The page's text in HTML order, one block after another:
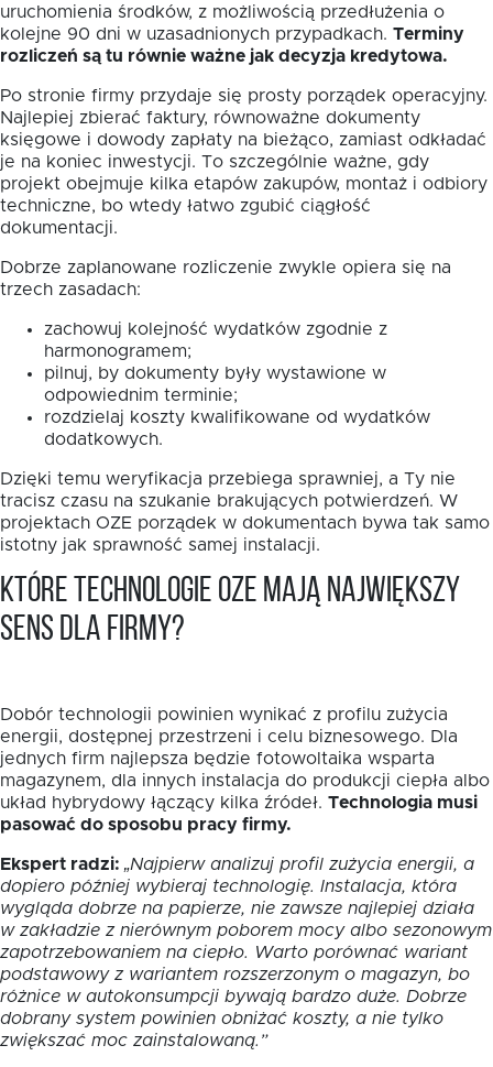
uruchomienia środków, z możliwością przedłużenia o
kolejne 90 dni w uzasadnionych przypadkach. Terminy
rozliczeń są tu równie ważne jak decyzja kredytowa.
Po stronie firmy przydaje się prosty porządek operacyjny.
Najlepiej zbierać faktury, równoważne dokumenty
księgowe i dowody zapłaty na bieżąco, zamiast odkładać
je na koniec inwestycji. To szczególnie ważne, gdy
projekt obejmuje kilka etapów zakupów, montaż i odbiory
techniczne, bo wtedy łatwo zgubić ciągłość
dokumentacji.
Dobrze zaplanowane rozliczenie zwykle opiera się na
trzech zasadach:
zachowuj kolejność wydatków zgodnie z
harmonogramem;
pilnuj, by dokumenty były wystawione w
odpowiednim terminie;
rozdzielaj koszty kwalifikowane od wydatków
dodatkowych.
Dzięki temu weryfikacja przebiega sprawniej, a Ty nie
tracisz czasu na szukanie brakujących potwierdzeń. W
projektach OZE porządek w dokumentach bywa tak samo
istotny jak sprawność samej instalacji.
Które technologie OZE mają największy
sens dla firmy?
Dobór technologii powinien wynikać z profilu zużycia
energii, dostępnej przestrzeni i celu biznesowego. Dla
jednych firm najlepsza będzie fotowoltaika wsparta
magazynem, dla innych instalacja do produkcji ciepła albo
układ hybrydowy łączący kilka źródeł. Technologia musi
pasować do sposobu pracy firmy.
Ekspert radzi: „Najpierw analizuj profil zużycia energii, a
dopiero później wybieraj technologię. Instalacja, która
wygląda dobrze na papierze, nie zawsze najlepiej działa
w zakładzie z nierównym poborem mocy albo sezonowym
zapotrzebowaniem na ciepło. Warto porównać wariant
podstawowy z wariantem rozszerzonym o magazyn, bo
różnice w autokonsumpcji bywają bardzo duże. Dobrze
dobrany system powinien obniżać koszty, a nie tylko
zwiększać moc zainstalowaną.”